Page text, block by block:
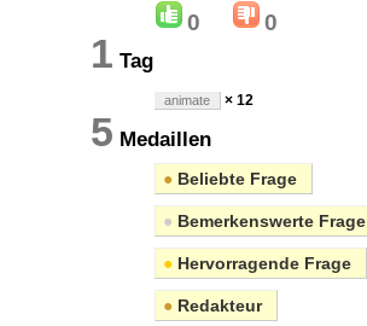
0 0
1 Tag
animate × 12
5 Medaillen
● Beliebte Frage
● Bemerkenswerte Frage
● Hervorragende Frage
● Redakteur